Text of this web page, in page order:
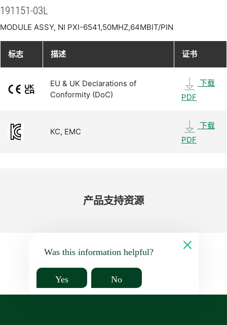
191151-03L
MODULE ASSY, NI PXI-6541,50MHZ,64MBIT/PIN
标志 描述 证书
EU & UK Declarations of
Conformity (DoC)
下载
PDF
KC, EMC
下载
PDF
产品​支持​资源
Was this information helpful?
Yes No